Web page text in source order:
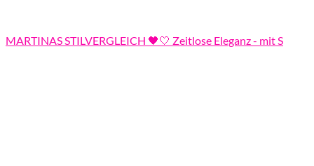
MARTINAS STILVERGLEICH 🖤🤍 Zeitlose Eleganz - mit S